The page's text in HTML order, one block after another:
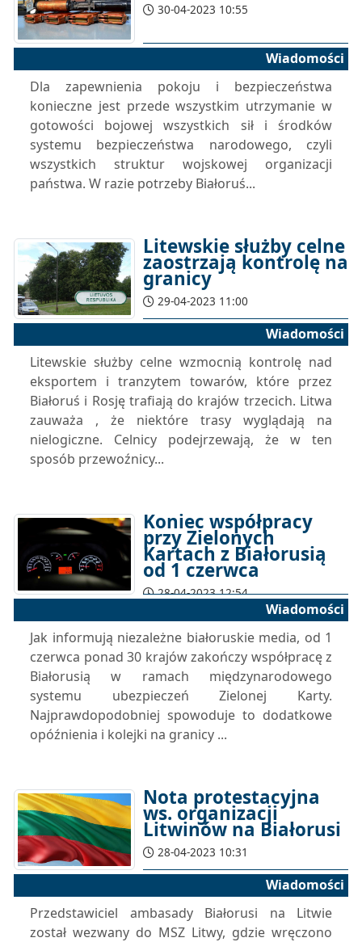
30-04-2023 10:55
Wiadomości
Dla zapewnienia pokoju i bezpieczeństwa
konieczne jest przede wszystkim utrzymanie w
gotowości bojowej wszystkich sił i środków
systemu bezpieczeństwa narodowego, czyli
wszystkich struktur wojskowej organizacji
państwa. W razie potrzeby Białoruś...
Litewskie służby celne
zaostrzają kontrolę na
granicy
29-04-2023 11:00
Wiadomości
Litewskie służby celne wzmocnią kontrolę nad
eksportem i tranzytem towarów, które przez
Białoruś i Rosję trafiają do krajów trzecich. Litwa
zauważa , że ​​niektóre trasy wyglądają na
nielogiczne. Celnicy podejrzewają, że w ten
sposób przewoźnicy...
Koniec współpracy
przy Zielonych
Kartach z Białorusią
od 1 czerwca
28-04-2023 12:54
Wiadomości
Jak informują niezależne białoruskie media, od 1
czerwca ponad 30 krajów zakończy współpracę z
Białorusią w ramach międzynarodowego
systemu ubezpieczeń Zielonej Karty.
Najprawdopodobniej spowoduje to dodatkowe
opóźnienia i kolejki na granicy ...
Nota protestacyjna
ws. organizacji
Litwinów na Białorusi
28-04-2023 10:31
Wiadomości
Przedstawiciel ambasady Białorusi na Litwie
został wezwany do MSZ Litwy, gdzie wręczono